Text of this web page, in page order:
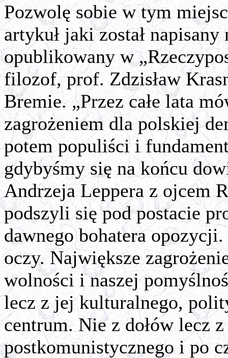
Pozwolę sobie w tym
artykuł jaki został
opublikowany w
filozof, prof. Zdzisław
Bremie. „Przez całe lata
zagrożeniem dla polskiej
potem populiści i
gdybyśmy się na końcu
Andrzeja Leppera z ojcem
podszyli się pod postacie
dawnego bohatera
oczy. Największe
wolności i naszej
lecz z jej kulturalnego,
centrum. Nie z dołów lecz
postkomunistycznego i po